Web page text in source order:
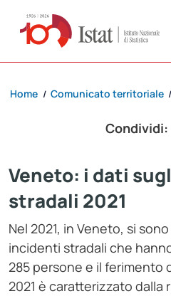
Home / Comunicato territoriale /
Condividi:
Veneto: i dati
stradali 2021
Nel 2021, in Veneto, si
incidenti stradali che
285 persone e il ferimento
2021 è caratterizzato dalla